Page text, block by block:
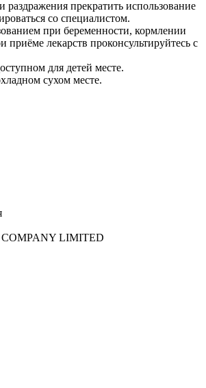
раздражения прекратить использование
со специалистом.
при беременности, кормлении
приёме лекарств проконсультируйтесь с
для детей месте.
сухом месте.
LIMITED